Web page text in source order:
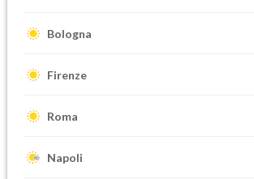
Bologna
Firenze
Roma
Napoli